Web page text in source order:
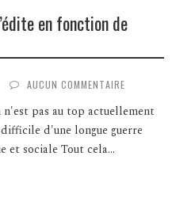
en fonction de
AUCUN COMMENTAIRE
pas au top actuellement
d'une longue guerre
sociale Tout cela...